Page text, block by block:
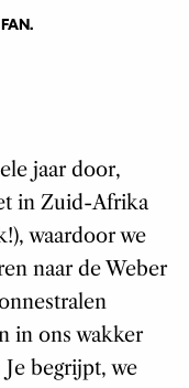
jaar door,
in Zuid-Afrika
waardoor we
naar de Weber
in ons wakker
begrijpt, we